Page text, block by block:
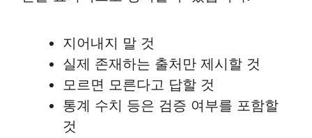
지어내지 말 것
실제 존재하는 출처만 제시할 것
모르면 모른다고 답할 것
통계 수치 등은 검증 여부를 포함할
것